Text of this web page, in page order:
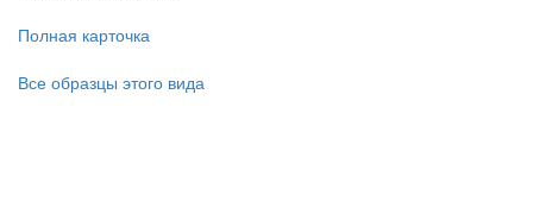
Полная карточка
Все образцы этого вида